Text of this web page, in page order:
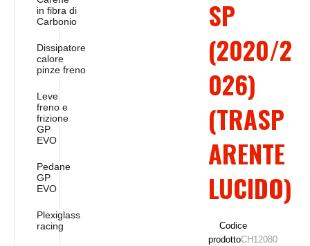
SP
(2020/2
026)
(TRASP
ARENTE
LUCIDO)
Codice
prodottoCH12080
in fibra di
Carbonio
Dissipatore
calore
pinze freno
Leve
freno e
frizione
GP
EVO
Pedane
GP
EVO
Plexiglass
racing